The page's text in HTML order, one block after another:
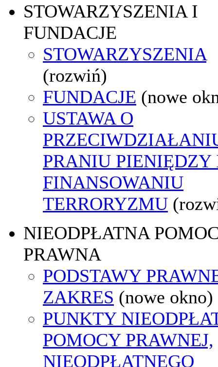
STOWARZYSZENIA I
FUNDACJE
STOWARZYSZENIA
(rozwiń)
FUNDACJE (nowe
USTAWA O
PRANIU PIENIĘDZY
FINANSOWANIU
TERRORYZMU
NIEODPŁATNA
PRAWNA
PODSTAWY
ZAKRES (nowe okno)
PUNKTY
POMOCY PRAWNEJ,
NIEODPŁATNEGO